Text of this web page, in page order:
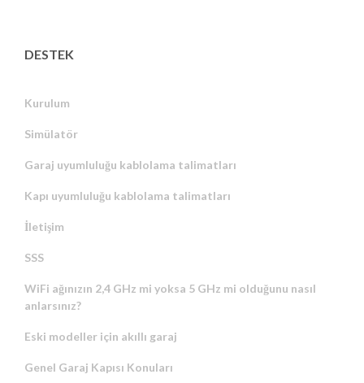
DESTEK
Kurulum
Simülatör
Garaj uyumluluğu kablolama talimatları
Kapı uyumluluğu kablolama talimatları
İletişim
SSS
WiFi ağınızın 2,4 GHz mi yoksa 5 GHz mi olduğunu nasıl
anlarsınız?
Eski modeller için akıllı garaj
Genel Garaj Kapısı Konuları